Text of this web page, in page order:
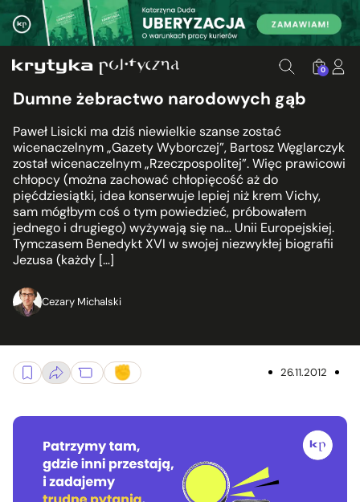
0
Dumne żebractwo narodowych gąb
Paweł Lisicki ma dziś niewielkie szanse zostać
wicenaczelnym „Gazety Wyborczej”, Bartosz Węglarczyk
został wicenaczelnym „Rzeczpospolitej”. Więc prawicowi
chłopcy (można zachować chłopięcość aż do
pięćdziesiątki, idea konserwuje lepiej niż krem Vichy,
sam mógłbym coś o tym powiedzieć, próbowałem
jednego i drugiego) wyżywają się na… Unii Europejskiej.
Tymczasem Benedykt XVI w swojej niezwykłej biografii
Jezusa (każdy […]
Cezary Michalski
26.11.2012